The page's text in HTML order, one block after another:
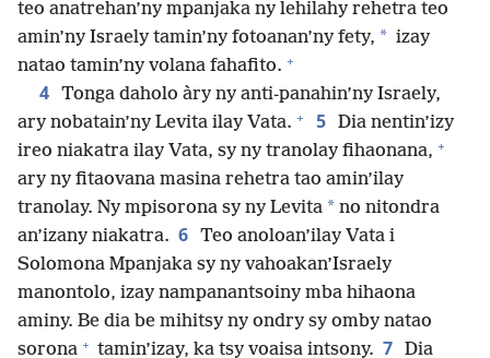
teo anatrehan’ny mpanjaka ny lehilahy rehetra teo
amin’ny Israely tamin’ny fotoanan’ny fety, * izay
natao tamin’ny volana fahafito. +
4 Tonga daholo àry ny anti-panahin’ny Israely,
ary nobatain’ny Levita ilay Vata. + 5 Dia nentin’izy
ireo niakatra ilay Vata, sy ny tranolay fihaonana, +
ary ny fitaovana masina rehetra tao amin’ilay
tranolay. Ny mpisorona sy ny Levita * no nitondra
an’izany niakatra. 6 Teo anoloan’ilay Vata i
Solomona Mpanjaka sy ny vahoakan’Israely
manontolo, izay nampanantsoiny mba hihaona
aminy. Be dia be mihitsy ny ondry sy omby natao
sorona + tamin’izay, ka tsy voaisa intsony. 7 Dia